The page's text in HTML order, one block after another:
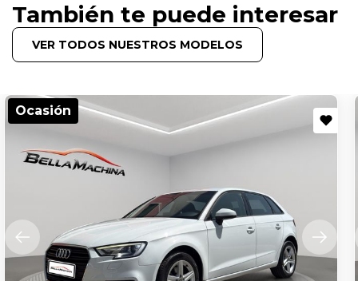
También te puede interesar
VER TODOS NUESTROS MODELOS
Ocasión